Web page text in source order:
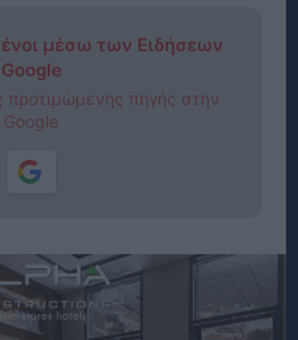
μέσω των Ειδήσεων
Google
πηγής στην
Google